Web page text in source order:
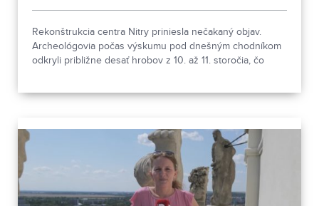
Rekonštrukcia centra Nitry priniesla nečakaný objav.
Archeológovia počas výskumu pod dnešným chodníkom
odkryli približne desať hrobov z 10. až 11. storočia, čo